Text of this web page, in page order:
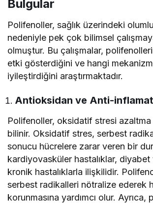
Bulgular
Polifenoller, sağlık üzerindeki
nedeniyle pek çok bilimsel
olmuştur. Bu çalışmalar,
etki gösterdiğini ve hangi
iyileştirdiğini araştırmaktadır.
Antioksidan ve Anti-
Polifenoller, oksidatif stresi
bilinir. Oksidatif stres, serbest
sonucu hücrelere zarar veren bir
kardiyovasküler hastalıklar,
kronik hastalıklarla ilişkilidir.
serbest radikalleri nötralize ederek
korunmasına yardımcı olur. Ayrıca,